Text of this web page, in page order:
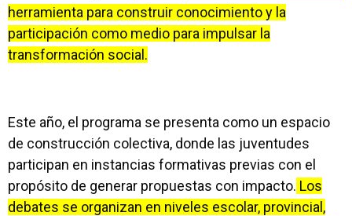
herramienta para construir conocimiento y la
participación como medio para impulsar la
transformación social.
Este año, el programa se presenta como un espacio
de construcción colectiva, donde las juventudes
participan en instancias formativas previas con el
propósito de generar propuestas con impacto. Los
debates se organizan en niveles escolar, provincial,